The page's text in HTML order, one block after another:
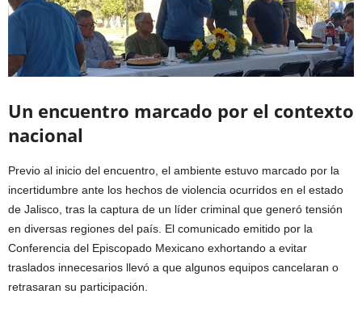
Un encuentro marcado por el contexto
nacional
Previo al inicio del encuentro, el ambiente estuvo marcado por la
incertidumbre ante los hechos de violencia ocurridos en el estado
de Jalisco, tras la captura de un líder criminal que generó tensión
en diversas regiones del país. El comunicado emitido por la
Conferencia del Episcopado Mexicano exhortando a evitar
traslados innecesarios llevó a que algunos equipos cancelaran o
retrasaran su participación.